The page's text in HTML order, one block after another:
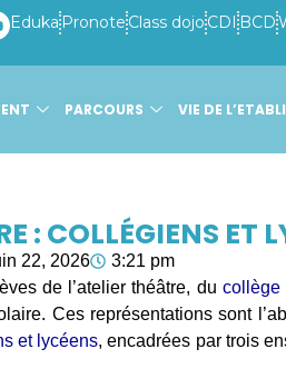
Eduka Pronote Class dojo CDI BCD
PARCOURS VIE DE
: COLLÉGIENS ET
22, 2026
3:21 pm
de l’atelier théâtre, du collège
Ces représentations sont
et lycéens, encadrées par trois